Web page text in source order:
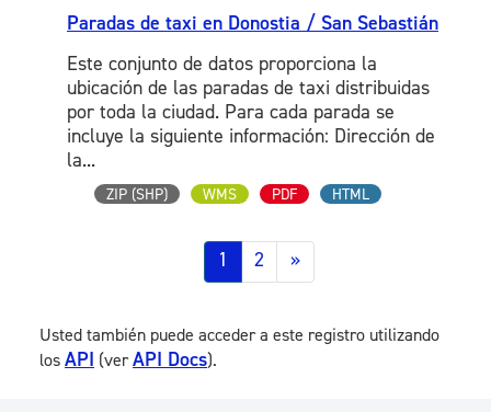
Paradas de taxi en Donostia / San Sebastián
Este conjunto de datos proporciona la
ubicación de las paradas de taxi distribuidas
por toda la ciudad. Para cada parada se
incluye la siguiente información: Dirección de
la...
ZIP (SHP) WMS PDF HTML
1 2 »
Usted también puede acceder a este registro utilizando
los API (verAPI Docs).